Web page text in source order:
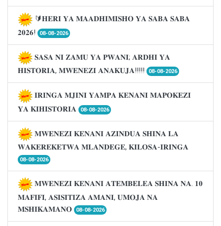
🔰𝐇𝐄𝐑𝐈 𝐘𝐀 𝐌𝐀𝐀𝐃𝐇𝐈𝐌𝐈𝐒𝐇𝐎 𝐘𝐀 𝐒𝐀𝐁𝐀 𝐒𝐀𝐁𝐀
𝟐𝟎𝟐𝟔!
08-08-2026
𝐒𝐀𝐒𝐀 𝐍𝐈 𝐙𝐀𝐌𝐔 𝐘𝐀 𝐏𝐖𝐀𝐍𝐈; 𝐀𝐑𝐃𝐇𝐈 𝐘𝐀
𝐇𝐈𝐒𝐓𝐎𝐑𝐈𝐀, 𝐌𝐖𝐄𝐍𝐄𝐙𝐈 𝐀𝐍𝐀𝐊𝐔𝐉𝐀!!!!!
08-08-2026
𝐈𝐑𝐈𝐍𝐆𝐀 𝐌𝐉𝐈𝐍𝐈 𝐘𝐀𝐌𝐏𝐀 𝐊𝐄𝐍𝐀𝐍𝐈 𝐌𝐀𝐏𝐎𝐊𝐄𝐙𝐈
𝐘𝐀 𝐊𝐈𝐇𝐈𝐒𝐓𝐎𝐑𝐈𝐀
08-08-2026
𝐌𝐖𝐄𝐍𝐄𝐙𝐈 𝐊𝐄𝐍𝐀𝐍𝐈 𝐀𝐙𝐈𝐍𝐃𝐔𝐀 𝐒𝐇𝐈𝐍𝐀 𝐋𝐀
𝐖𝐀𝐊𝐄𝐑𝐄𝐊𝐄𝐓𝐖𝐀 𝐌𝐋𝐀𝐍𝐃𝐄𝐆𝐄, 𝐊𝐈𝐋𝐎𝐒𝐀-𝐈𝐑𝐈𝐍𝐆𝐀
08-08-2026
𝐌𝐖𝐄𝐍𝐄𝐙𝐈 𝐊𝐄𝐍𝐀𝐍𝐈 𝐀𝐓𝐄𝐌𝐁𝐄𝐋𝐄𝐀 𝐒𝐇𝐈𝐍𝐀 𝐍𝐀. 𝟏𝟎
𝐌𝐀𝐅𝐈𝐅𝐈, 𝐀𝐒𝐈𝐒𝐈𝐓𝐈𝐙𝐀 𝐀𝐌𝐀𝐍𝐈, 𝐔𝐌𝐎𝐉𝐀 𝐍𝐀
𝐌𝐒𝐇𝐈𝐊𝐀𝐌𝐀𝐍𝐎
08-08-2026